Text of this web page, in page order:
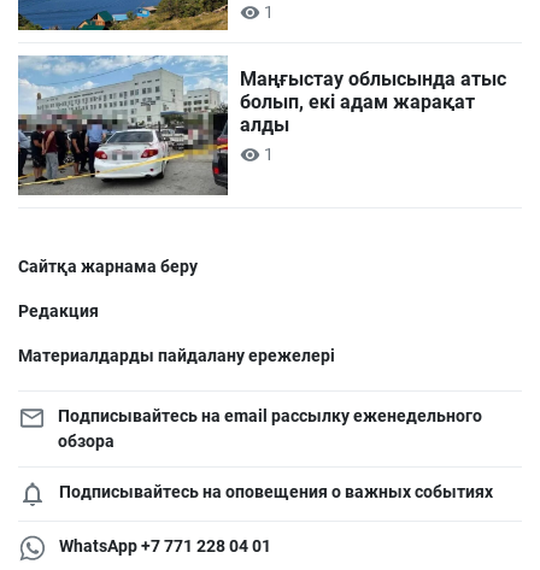
1
Маңғыстау облысында атыс
болып, екі адам жарақат
алды
1
Сайтқа жарнама беру
Редакция
Материалдарды пайдалану ережелері
Подписывайтесь на email рассылку еженедельного
обзора
Подписывайтесь на оповещения о важных событиях
WhatsApp +7 771 228 04 01